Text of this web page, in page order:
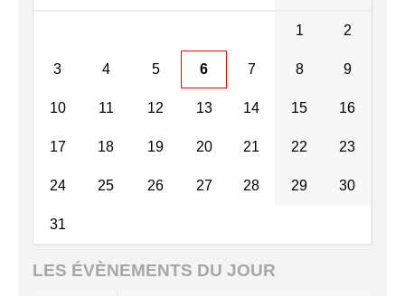
1 2
3 4 5 6 7 8 9
10 11 12 13 14 15 16
17 18 19 20 21 22 23
24 25 26 27 28 29 30
31
LES ÉVÈNEMENTS DU JOUR